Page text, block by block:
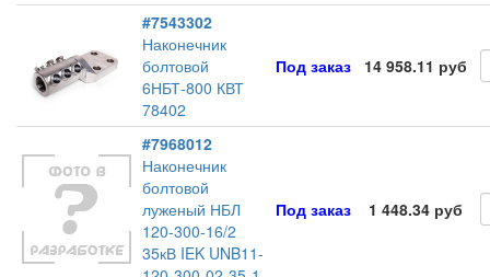
#7543302
Наконечник
болтовой
6НБТ-800 КВТ
78402
Под заказ 14 958.11 руб
#7968012
Наконечник
болтовой
луженый НБЛ
120-300-16/2
35кВ IEK UNB11-
Под заказ 1 448.34 руб